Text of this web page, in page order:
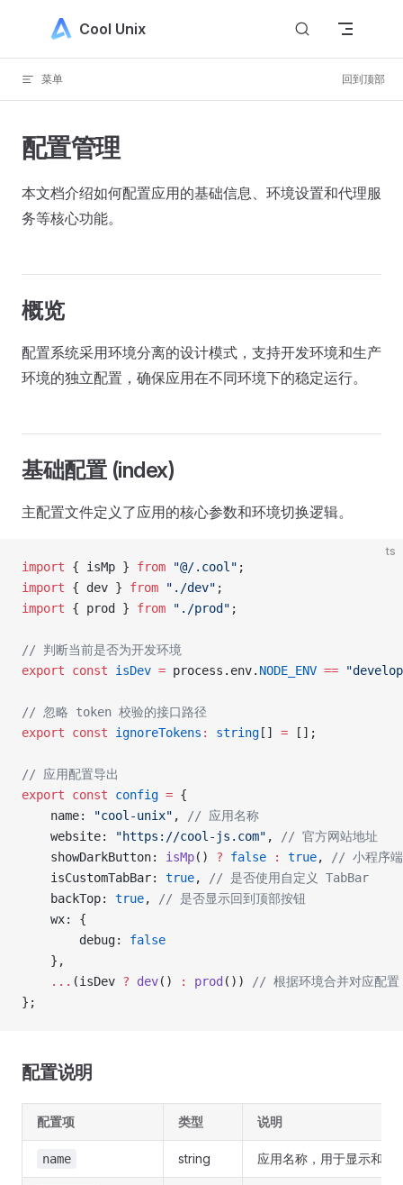
Skip to contentCool Unix
菜单 回到顶部
配置管理
本文档介绍如何配置应用的基础信息、环境设置和代理服
务等核心功能。
概览
配置系统采用环境分离的设计模式，支持开发环境和生产
环境的独立配置，确保应用在不同环境下的稳定运行。
基础配置 (index)
主配置文件定义了应用的核心参数和环境切换逻辑。
ts
import { isMp } from "@/.cool" ;
import { dev } from "./dev" ;
import { prod } from "./prod" ;
// 判断当前是否为开发环境
export const isDev = process.env. NODE_ENV ==
// 忽略 token 校验的接口路径
export const ignoreTokens : string [] = [];
// 应用配置导出
export const config = {
	name:
"cool-unix" ,
// 应用名称
	website:
"https://cool-js.com" ,
// 官方网站地址
	showDarkButton:
isMp() ? false : true,
// 小程序端
	isCustomTabBar:
true,
// 是否使用自定义 TabBar
	backTop:
true,
// 是否显示回到顶部按钮
	wx: {
		debug:
false
	},
	...
(isDev ? dev() : prod ())
// 根据环境合并对应配置
};
配置说明
配置项 类型 说明
name string 应用名称，用于显示和标